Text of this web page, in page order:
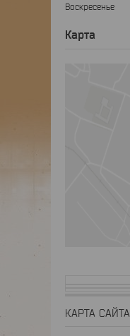
Воскресенье
Карта
КАРТА САЙТА